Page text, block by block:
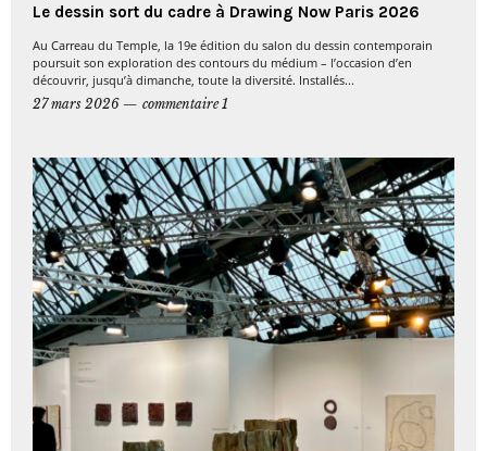
Le dessin sort du cadre à Drawing Now Paris 2026
Au Carreau du Temple, la 19e édition du salon du dessin contemporain
poursuit son exploration des contours du médium – l’occasion d’en
découvrir, jusqu’à dimanche, toute la diversité. Installés...
27 mars 2026
commentaire 1